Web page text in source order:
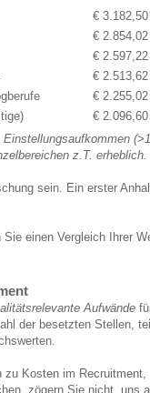
€ 3.182,50
€ 2.854,02
€ 2.597,22
€ 2.513,62
€ 2.255,02
€ 2.096,60
z.T. erheblich.
sein. Ein erster
einen Vergleich Ihrer
Aufwände
der besetzten Stellen,
zu Kosten im
zögern Sie nicht, uns